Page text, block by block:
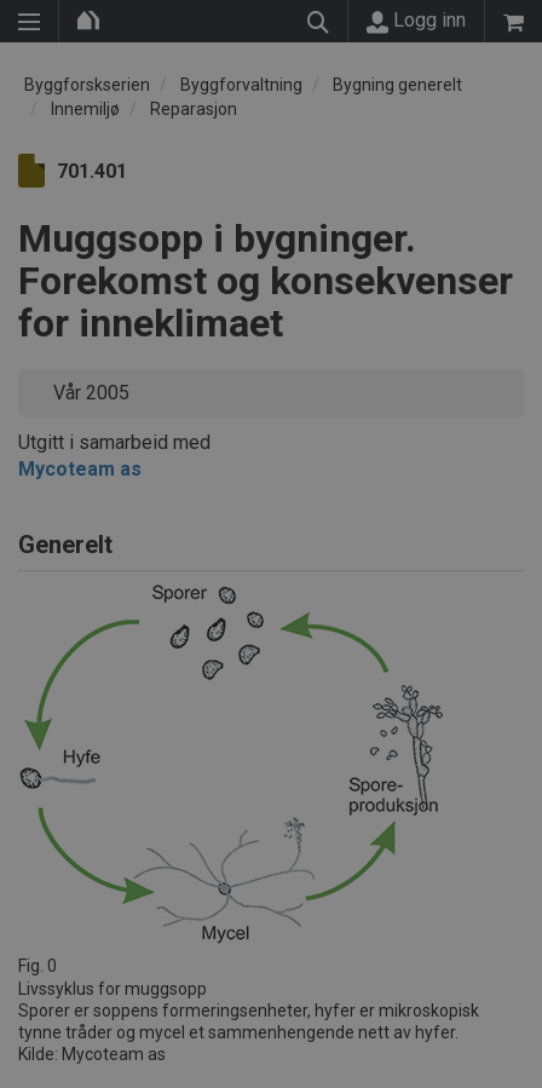
Logg inn
Byggforskserien Byggforvaltning
Bygning generelt
Innemiljø
Reparasjon
701.401
Muggsopp i bygninger.
Forekomst og konsekvenser
for inneklimaet
Vår 2005
Utgitt i samarbeid med
Mycoteam as
Generelt
Fig. 0
Livssyklus for muggsopp
Sporer er soppens formeringsenheter, hyfer er mikroskopisk
tynne tråder og mycel et sammenhengende nett av hyfer.
Kilde: Mycoteam as